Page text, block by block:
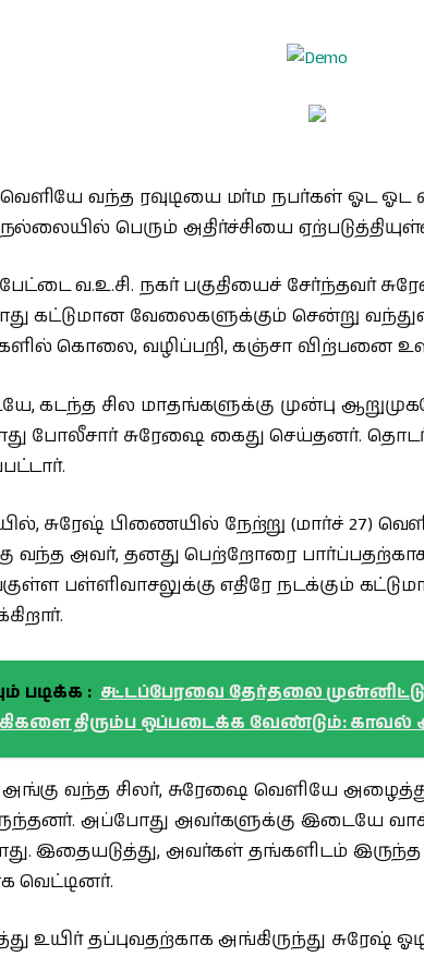
வந்த ரவுடியை மர்ம நபர்கள் ஓட ஓட
பெரும் அதிர்ச்சியை
வ.உ.சி. நகர் பகுதியைச் சேர்ந்தவர்
கட்டுமான வேலைகளுக்கும் சென்று
கொலை, வழிப்பறி, கஞ்சா விற்பனை
கடந்த சில மாதங்களுக்கு முன்பு
போலீசார் சுரேஷை கைது செய்தனர்.
சுரேஷ் பிணையில் நேற்று (மார்ச் 27)
வந்த அவர், தனது பெற்றோரை
பள்ளிவாசலுக்கு எதிரே நடக்கும்
படிக்க : சட்டப்பேரவை தேர்தலை முன்னிட்டு
திரும்ப ஒப்படைக்க வேண்டும்:
வந்த சிலர், சுரேஷை வெளியே
அப்போது அவர்களுக்கு இடையே
இதையடுத்து, அவர்கள் தங்களிடம்
வெட்டினர்.
உயிர் தப்புவதற்காக அங்கிருந்து சுரேஷ்